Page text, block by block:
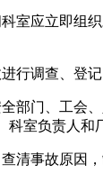
室应立即组
行调查、登
部门、工会
室负责人和
清事故原因